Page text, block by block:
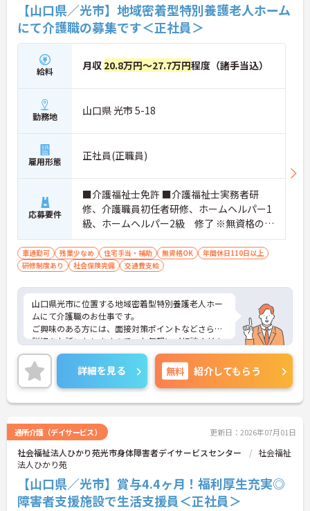
【山口県／光市】地域密着型特別養護老人ホーム
にて介護職の募集です＜正社員＞
給料 月収 20.8万円～27.7万円程度（諸手当込）
勤務地 山口県 光市 5-18
雇用形態 正社員(正職員)
応募要件
■介護福祉士免許 ■介護福祉士実務者研
修、介護職員初任者研修、ホームヘルパー1
級、ホームヘルパー2級 修了 ※無資格の方
も相談可
車通勤可 残業少なめ 住宅手当・補助 無資格OK
年間休日110日以上
研修制度あり
社会保険完備 交通費支給
山口県光市に位置する地域密着型特別養護老人ホー
ムにて介護職のお仕事です。
ご興味のある方には、面接対策ポイントなどさらに
詳細をお話いたしますので、お気軽にご相談くださ
い。
詳細を見る 無料 紹介してもらう
通所介護（デイサービス） 更新日：2026年07月01日
社会福祉法人ひかり苑光市身体障害者デイサービスセンター
社会福祉
法人ひかり苑
【山口県／光市】賞与4.4ヶ月！福利厚生充実◎
障害者支援施設で生活支援員＜正社員＞